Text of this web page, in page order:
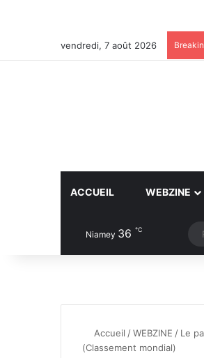
vendredi, 7 août 2026
ACCUEIL WEBZINE
Niamey 36 ℃ Article
Accueil /WEBZINE / Le
(Classement mondial)